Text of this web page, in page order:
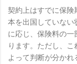
契約上はすでに保険
本を出国していない
に応じ、保険料の
ります。ただし、
よって判断が分か